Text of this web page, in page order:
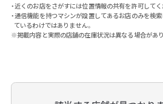
・近くのお店をさがすには位置情報の共有を許可してく
・通信機能を持つマシンが設置してあるお店のみを検
ているわけではありません。
※掲載内容と実際の店舗の在庫状況は異なる場合があり